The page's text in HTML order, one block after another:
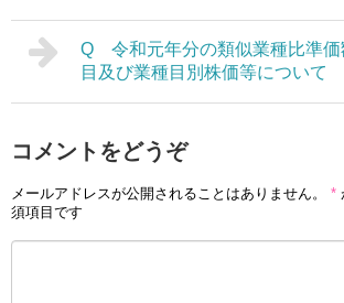
Q 令和元年分の類似業種比準価
目及び業種目別株価等について
コメントをどうぞ
メールアドレスが公開されることはありません。 *
須項目です